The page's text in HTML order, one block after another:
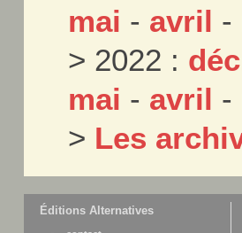
mai - avril -
> 2022 :
mai - avril -
> Les
Éditions Alternatives